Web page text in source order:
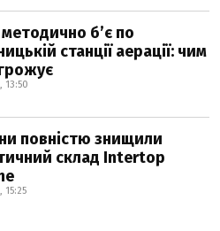
методично б’є по
станції аерації: чим
13:50
повністю знищили
склад Intertop
15:25